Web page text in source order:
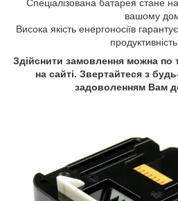
Спеціалізована батарея стане
вашому
Висока якість енергоносіїв
Здійснити замовлення можна
на сайті. Звертайтеся з
задоволенням Вам